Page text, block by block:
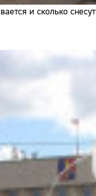
и сколько снесут